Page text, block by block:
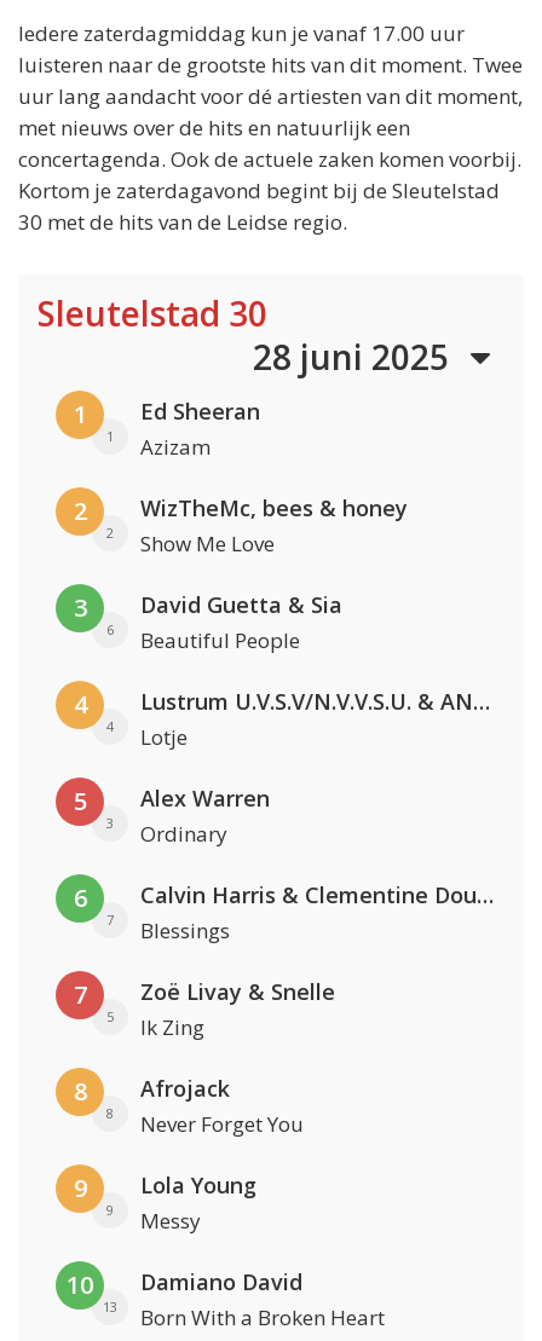
Iedere zaterdagmiddag kun je vanaf 17.00 uur
luisteren naar de grootste hits van dit moment. Twee
uur lang aandacht voor dé artiesten van dit moment,
met nieuws over de hits en natuurlijk een
concertagenda. Ook de actuele zaken komen voorbij.
Kortom je zaterdagavond begint bij de Sleutelstad
30 met de hits van de Leidse regio.
Sleutelstad 30
28 juni 2025
1
1
Ed Sheeran
Azizam
2
2
WizTheMc, bees & honey
Show Me Love
3
6
David Guetta & Sia
Beautiful People
4
4
Lustrum U.V.S.V/N.V.V.S.U. & ANNO ONS & Jopke van Dobbenburgh & Roeland Beelen
Lotje
5
3
Alex Warren
Ordinary
6
7
Calvin Harris & Clementine Douglas
Blessings
7
5
Zoë Livay & Snelle
Ik Zing
8
8
Afrojack
Never Forget You
9
9
Lola Young
Messy
10
13
Damiano David
Born With a Broken Heart